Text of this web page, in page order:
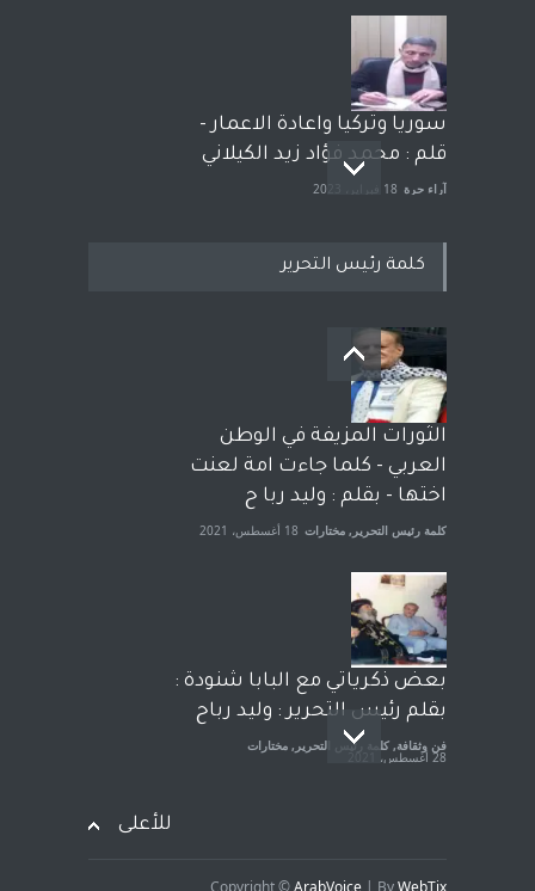
سوريا وتركيا واعادة الاعمار -
قلم : محمد فؤاد زيد الكيلاني
آراء حرة 18 فبراير، 2023
بعد معارك قضائية طاحنة كتب
وترافع فيها بنفسه مرة اخرى..
الشيخ طارق يوسف يقهر
الحكومة الأمريكية ، فأعطوه
الجنسية عن يد وهم صاغرون،
آراء حرة مختارات 7 أبريل، 2023
كلمة رئيس التحرير
الثورات المزيفة في الوطن
العربي - كلما جاءت امة لعنت
اختها - بقلم : وليد ربا ح
كلمة رئيس التحرير , مختارات 18 أغسطس، 2021
بعض ذكرياتي مع البابا شنودة :
بقلم رئيس التحرير : وليد رباح
فن وثقافة, كلمة رئيس التحرير , مختارات
28 أغسطس، 2021
للأعلى
Copyright ©ArabVoice | ByWebTix